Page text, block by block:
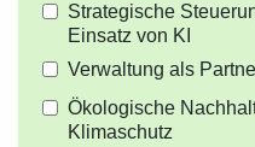
Strategische
Einsatz von KI
Verwaltung als
Ökologische
Klimaschutz